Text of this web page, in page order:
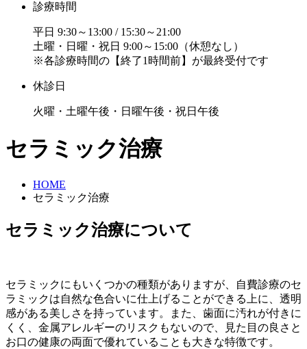
診療時間
平日 9:30～13:00 / 15:30～21:00
土曜・日曜・祝日 9:00～15:00（休憩なし）
※各診療時間の【終了1時間前】が最終受付です
休診日
火曜・土曜午後・日曜午後・祝日午後
セラミック治療
HOME
セラミック治療
セラミック治療について
セラミックにもいくつかの種類がありますが、自費診療のセ
ラミックは自然な色合いに仕上げることができる上に、透明
感がある美しさを持っています。また、歯面に汚れが付きに
くく、金属アレルギーのリスクもないので、見た目の良さと
お口の健康の両面で優れていることも大きな特徴です。